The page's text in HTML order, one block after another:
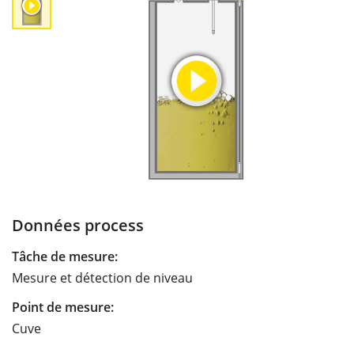
Données process
Tâche de mesure:
Mesure et détection de niveau
Point de mesure:
Cuve